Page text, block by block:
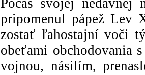
pripomenul pápež Lev
zostať ľahostajní voči
obeťami obchodovania
vojnou, násilím,